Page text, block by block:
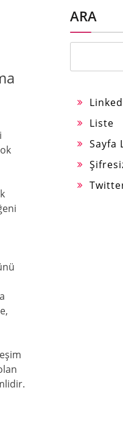
ARA
Liste
Sayfa